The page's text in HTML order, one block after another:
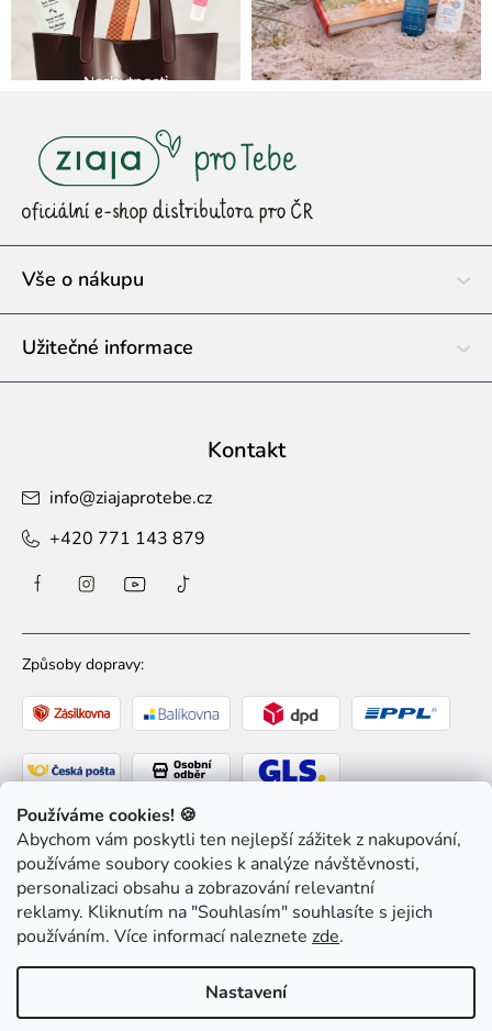
Používáme cookies! 🍪
Abychom vám poskytli ten nejlepší zážitek z nakupování,
používáme soubory cookies k analýze návštěvnosti,
personalizaci obsahu a zobrazování relevantní
reklamy. Kliknutím na "Souhlasím" souhlasíte s jejich
používáním. Více informací naleznete zde.
Nastavení
t
Vše o nákupu
Užitečné informace
Kontakt
info@ziajaprotebe.cz
+420 771 143 879
Způsoby dopravy:
Způsoby platby:
Ziaja pro Tebe
Upravit nastavení cookies